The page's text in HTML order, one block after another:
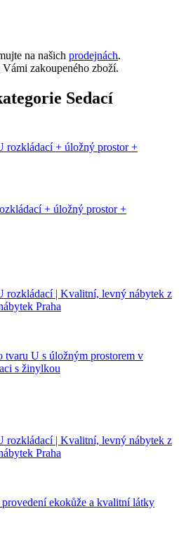
na našich prodejnách.
Vámi zakoupeného zboží.
Sedací
+ úložný prostor +
tvaru U s úložným prostorem v
s žinylkou
ekokůže a kvalitní látky